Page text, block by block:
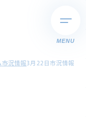
MENU
市況情報3月22日市況情報